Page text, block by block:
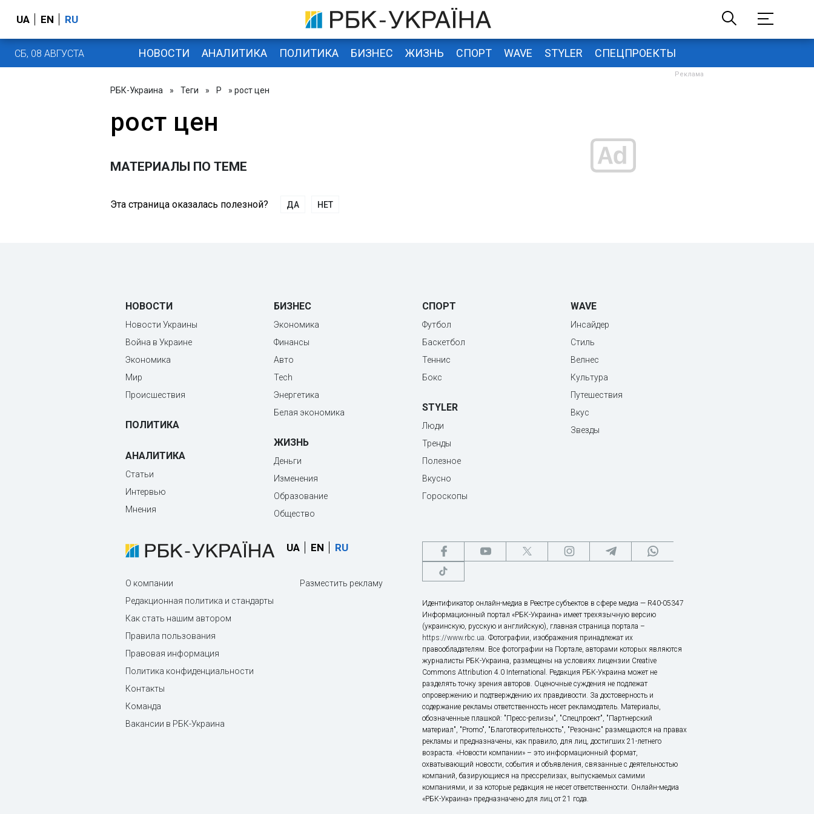
UA EN RU
СБ, 08 АВГУСТА НОВОСТИ АНАЛИТИКА ПОЛИТИКА БИЗНЕС ЖИЗНЬ СПОРТ WAVE STYLER СПЕЦПРОЕКТЫ
РБК-Украина » Теги » Р » рост цен
рост цен
МАТЕРИАЛЫ ПО ТЕМЕ
Эта страница оказалась полезной? ДА НЕТ
НОВОСТИ
Новости Украины
Война в Украине
Экономика
Мир
Происшествия
ПОЛИТИКА
АНАЛИТИКА
Статьи
Интервью
Мнения
БИЗНЕС
Экономика
Финансы
Авто
Tech
Энергетика
Белая экономика
ЖИЗНЬ
Деньги
Изменения
Образование
Общество
СПОРТ
Футбол
Баскетбол
Теннис
Бокс
STYLER
Люди
Тренды
Полезное
Вкусно
Гороскопы
WAVE
Инсайдер
Стиль
Велнес
Культура
Путешествия
Вкус
Звезды
UA EN RU
О компании
Редакционная политика и стандарты
Как стать нашим автором
Правила пользования
Правовая информация
Политика конфиденциальности
Контакты
Команда
Вакансии в РБК-Украина
Разместить рекламу
Идентификатор онлайн-медиа в Реестре субъектов в сфере медиа — R40-05347
Информационный портал «РБК-Украина» имеет трехязычную версию
(украинскую, русскую и английскую), главная страница портала –
https://www.rbc.ua. Фотографии, изображения принадлежат их
правообладателям. Все фотографии на Портале, авторами которых являются
журналисты РБК-Украина, размещены на условиях лицензии Creative
Commons Attribution 4.0 International. Редакция РБК-Украина может не
разделять точку зрения авторов. Оценочные суждения не подлежат
опровержению и подтверждению их правдивости. За достоверность и
содержание рекламы ответственность несет рекламодатель. Материалы,
обозначенные плашкой: "Пресс-релизы", "Спецпроект", "Партнерский
материал", "Promo", "Благотворительность", "Резонанс" размещаются на правах
рекламы и предназначены, как правило, для лиц, достигших 21-летнего
возраста. «Новости компании» – это информационный формат,
охватывающий новости, события и объявления, связанные с деятельностью
компаний, базирующиеся на прессрелизах, выпускаемых самими
компаниями, и за которые редакция не несет ответственности. Онлайн-медиа
«РБК-Украина» предназначено для лиц от 21 года.